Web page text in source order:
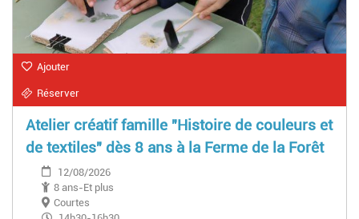
Ajouter
Réserver
Atelier créatif famille "Histoire de couleurs et
de textiles" dès 8 ans à la Ferme de la Forêt
12/08/2026
8 ans-Et plus
Courtes